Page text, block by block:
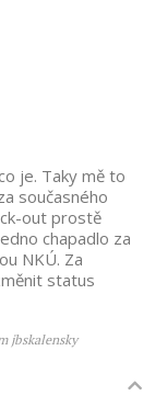
je. Taky mě to
současného
out prostě
chapadlo za
NKÚ. Za
status
jbskalensky